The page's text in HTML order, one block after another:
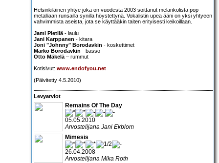
Helsinkiläinen yhtye joka on vuodesta 2003 soittanut melankolista pop-
metalliaan runsailla synilla höystettynä. Vokalistin upea ääni on yksi yhtyeen
vahvimmista aseista, jota se käyttääkin taiten erityisesti keikoillaan.
Jami Pietilä - laulu
Jani Karppanen - kitara
Joni "Johnny" Borodavkin - koskettimet
Marko Borodavkin - basso
Otto Mäkelä – rummut
Kotisivut: www.endofyou.net
(Päivitetty 4.5.2010)
Levyarviot
Remains Of The Day
05.05.2010
Arvostelijana Jani Ekblom
Mimesis
26.04.2008
Arvostelijana Mika Roth